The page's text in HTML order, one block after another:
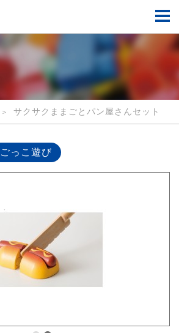
サクサクままごとパン屋さんセット
ごっこ遊び